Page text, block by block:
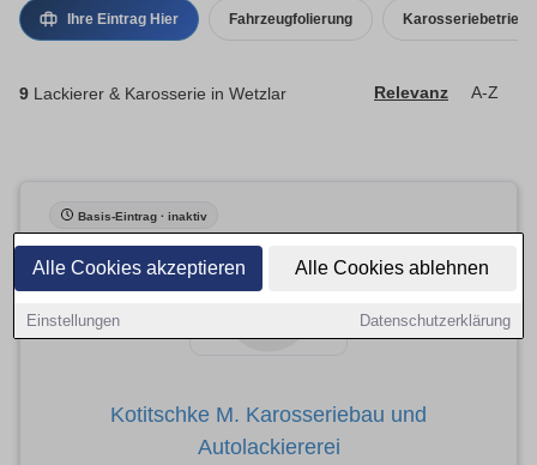
Alle Cookies akzeptieren Alle Cookies ablehnen
Einstellungen Datenschutzerklärung
Ihre Eintrag Hier Fahrzeugfolierung Karosseriebetrieb
9 Lackierer & Karosserie in Wetzlar Relevanz A-Z
Basis-Eintrag · inaktiv
Kotitschke M. Karosseriebau und
Autolackiererei